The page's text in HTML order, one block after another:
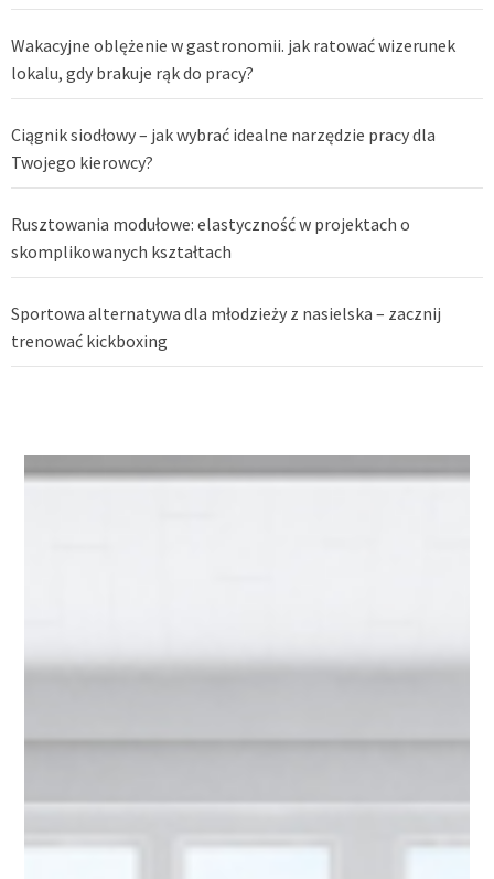
Wakacyjne oblężenie w gastronomii. jak ratować wizerunek
lokalu, gdy brakuje rąk do pracy?
Ciągnik siodłowy – jak wybrać idealne narzędzie pracy dla
Twojego kierowcy?
Rusztowania modułowe: elastyczność w projektach o
skomplikowanych kształtach
Sportowa alternatywa dla młodzieży z nasielska – zacznij
trenować kickboxing